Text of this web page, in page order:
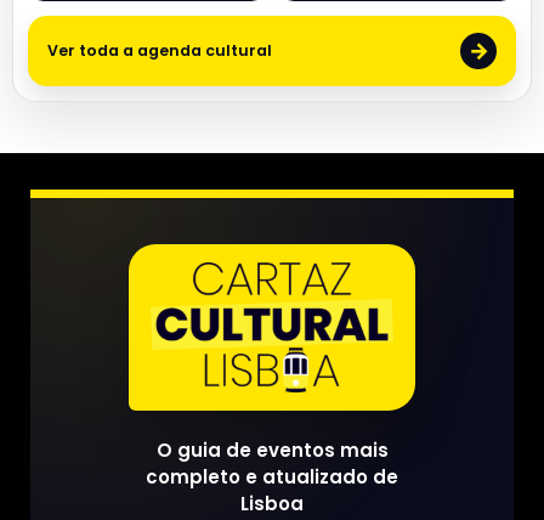
Ver toda a agenda cultural →
O guia de eventos mais
completo e atualizado de
Lisboa